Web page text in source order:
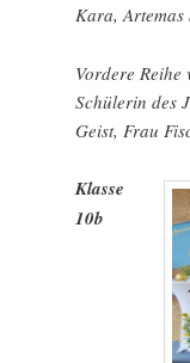
Kara, Artemas
Vordere
Schülerin des
Geist, Frau
Klasse
10b